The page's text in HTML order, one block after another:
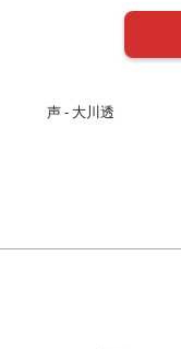
声 - 大川透